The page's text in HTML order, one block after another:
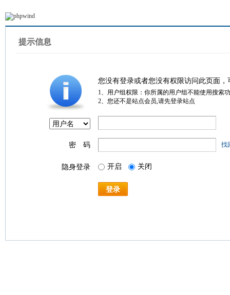
提示信息
您没有登录或者您没有权限访问此页面
1、用户组权限：你所属的用户组不能使用搜索
2、您还不是站点会员,请先登录站点
密 码 找
隐身登录 开启 关闭
登录